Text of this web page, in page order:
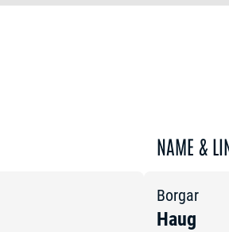
NAME &
Borgar
Haug